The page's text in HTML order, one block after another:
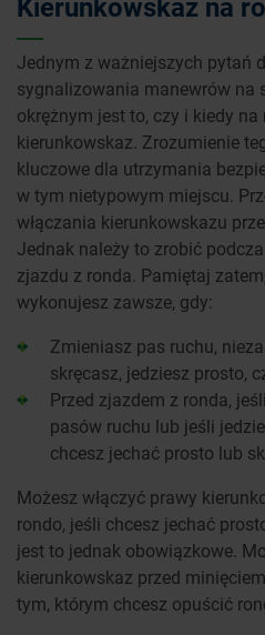
Jednym z ważniejszych pytań
sygnalizowania manewrów na
okrężnym jest to, czy i kiedy na
kierunkowskaz. Zrozumienie
kluczowe dla utrzymania
w tym nietypowym miejscu.
włączania kierunkowskazu
Jednak należy to zrobić
zjazdu z ronda. Pamiętaj
wykonujesz zawsze, gdy:
Zmieniasz pas ruchu,
skręcasz, jedziesz prosto,
Przed zjazdem z ronda,
pasów ruchu lub jeśli
chcesz jechać prosto lub
Możesz włączyć prawy
rondo, jeśli chcesz jechać
jest to jednak obowiązkowe.
kierunkowskaz przed
tym, którym chcesz opuścić